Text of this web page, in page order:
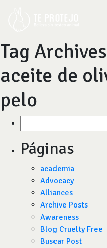
Tag
aceite de
pelo
por:
Páginas
academia
Advocacy
Alliances
Archive Posts
Awareness
Blog Cruelty Free
Buscar Post